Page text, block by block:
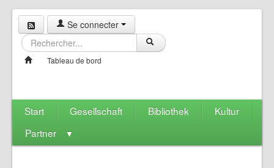
Se connecter
Tableau de bord
Start Gesellschaft Bibliothek
Kultur
Partner
▼